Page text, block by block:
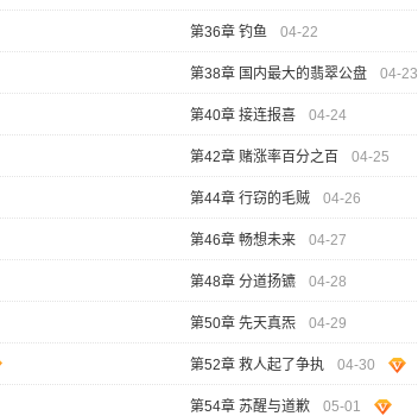
第36章 钓鱼 04-22
第38章 国内最大的翡翠公盘 04-23
第40章 接连报喜 04-24
第42章 赌涨率百分之百 04-25
第44章 行窃的毛贼 04-26
第46章 畅想未来 04-27
第48章 分道扬镳 04-28
第50章 先天真炁 04-29
第52章 救人起了争执 04-30
第54章 苏醒与道歉 05-01